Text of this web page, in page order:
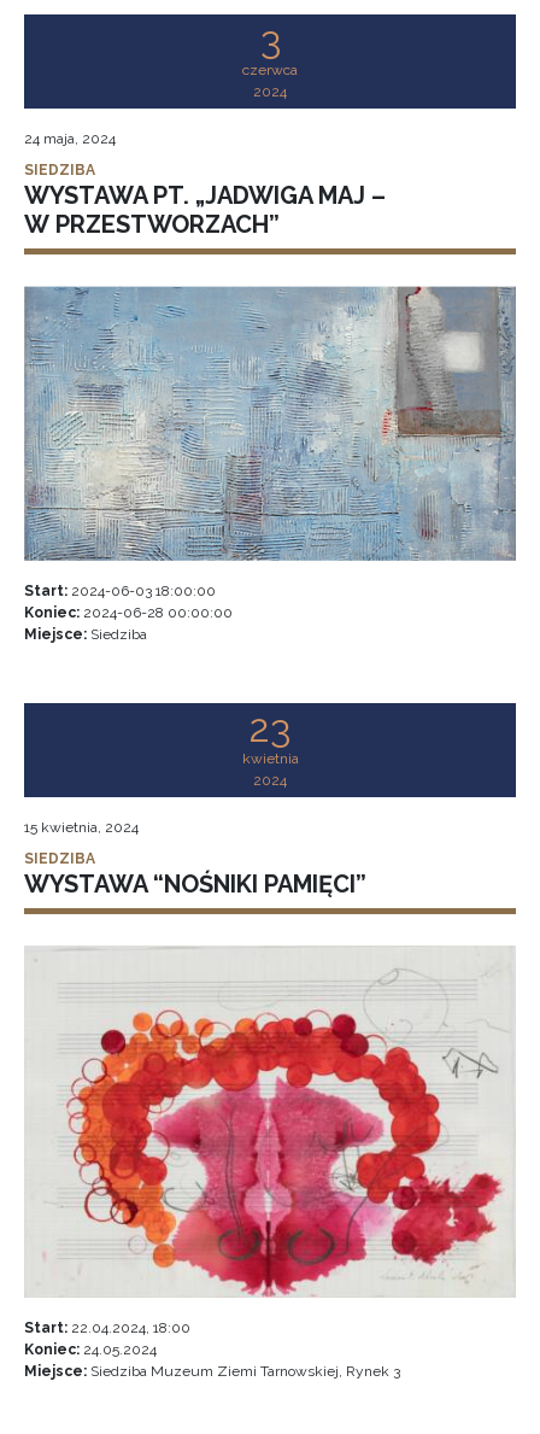
3
czerwca
2024
24 maja, 2024
SIEDZIBA
WYSTAWA PT. „JADWIGA MAJ –
W PRZESTWORZACH”
Start: 2024-06-03 18:00:00
Koniec: 2024-06-28 00:00:00
Miejsce: Siedziba
23
kwietnia
2024
15 kwietnia, 2024
SIEDZIBA
WYSTAWA “NOŚNIKI PAMIĘCI”
Start: 22.04.2024, 18:00
Koniec: 24.05.2024
Miejsce: Siedziba Muzeum Ziemi Tarnowskiej, Rynek 3